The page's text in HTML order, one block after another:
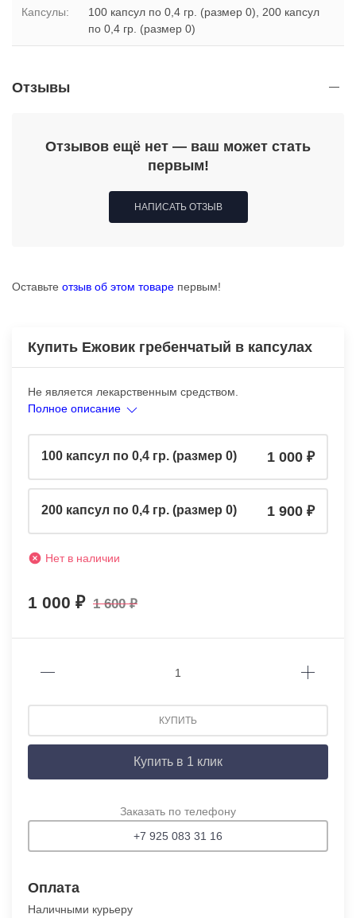
Капсулы:
100 капсул по 0,4 гр. (размер 0), 200 капсул
по 0,4 гр. (размер 0)
Отзывы
Отзывов ещё нет — ваш может стать
первым!
НАПИСАТЬ ОТЗЫВ
Оставьте отзыв об этом товаре первым!
Купить Ежовик гребенчатый в капсулах
Не является лекарственным средством.
Полное описание
100 капсул по 0,4 гр. (размер 0) 1 000
200 капсул по 0,4 гр. (размер 0) 1 900
Нет в наличии
1 000 1 600
КУПИТЬ
Купить в 1 клик
Заказать по телефону
+7 925 083 31 16
Оплата
Наличными курьеру